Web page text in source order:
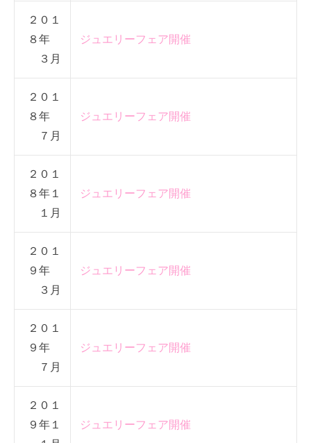
２０１
８年
３月
ジュエリーフェア開催
２０１
８年
７月
ジュエリーフェア開催
２０１
８年１
１月
ジュエリーフェア開催
２０１
９年
３月
ジュエリーフェア開催
２０１
９年
７月
ジュエリーフェア開催
２０１
９年１
ジュエリーフェア開催